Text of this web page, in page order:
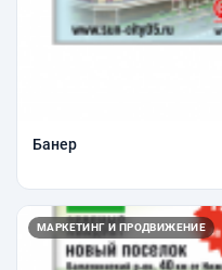
Банер
МАРКЕТИНГ И ПРОДВИЖЕНИЕ